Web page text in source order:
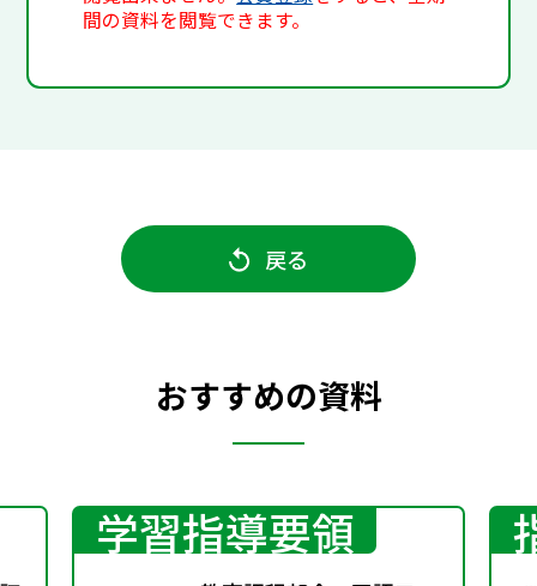
間の資料を閲覧できます。
戻る
おすすめの資料
学習指導要領